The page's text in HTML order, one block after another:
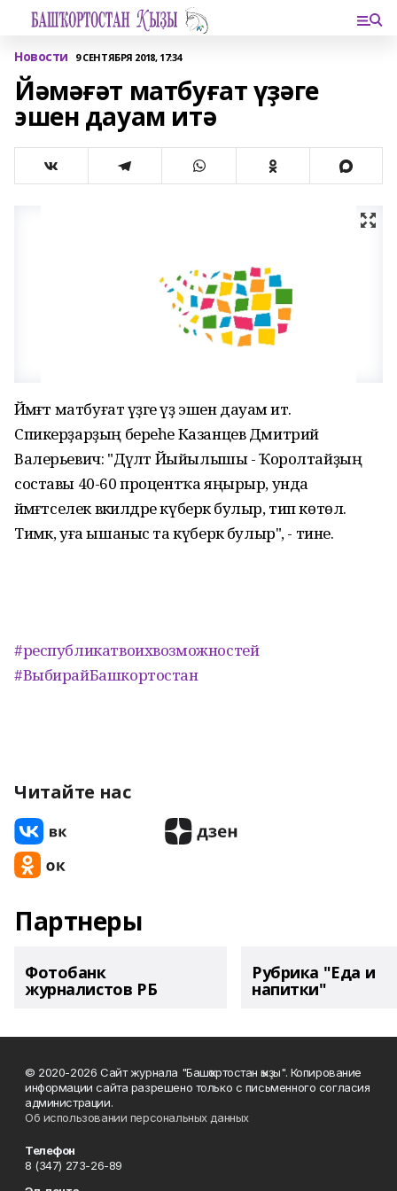
Новости 9 СЕНТЯБРЯ 2018, 17:34
Йәмәғәт матбуғат үҙәге
эшен дауам итә
Йәмәғәт матбуғат үҙәге үҙ эшен дауам итә.
Спикерҙарҙың береһе Казанцев Дмитрий
Валерьевич: "Дәүләт Йыйылышы - Ҡоролтайҙың
составы 40-60 процентҡа яңырыр, унда
йәмәғәтселек вәкилдәре күберәк булыр, тип көтөлә.
Тимәк, уға ышаныс та күберәк булыр", - тине.
#республикатвоихвозможностей
#ВыбирайБашкортостан
Читайте нас
Партнеры
Фотобанк
журналистов РБ
Рубрика "Еда и
напитки"
© 2020-2026 Сайт журнала "Башҡортостан ҡыҙы". Копирование
информации сайта разрешено только с письменного согласия
администрации.
Об использовании персональных данных
Телефон
8 (347) 273-26-89